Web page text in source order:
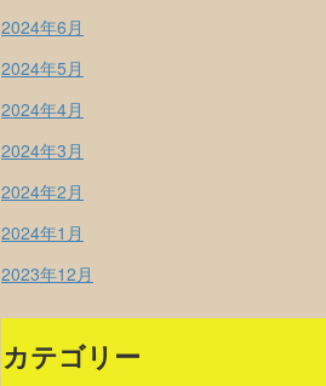
2024年6月
2024年5月
2024年4月
2024年3月
2024年2月
2024年1月
2023年12月
カテゴリー